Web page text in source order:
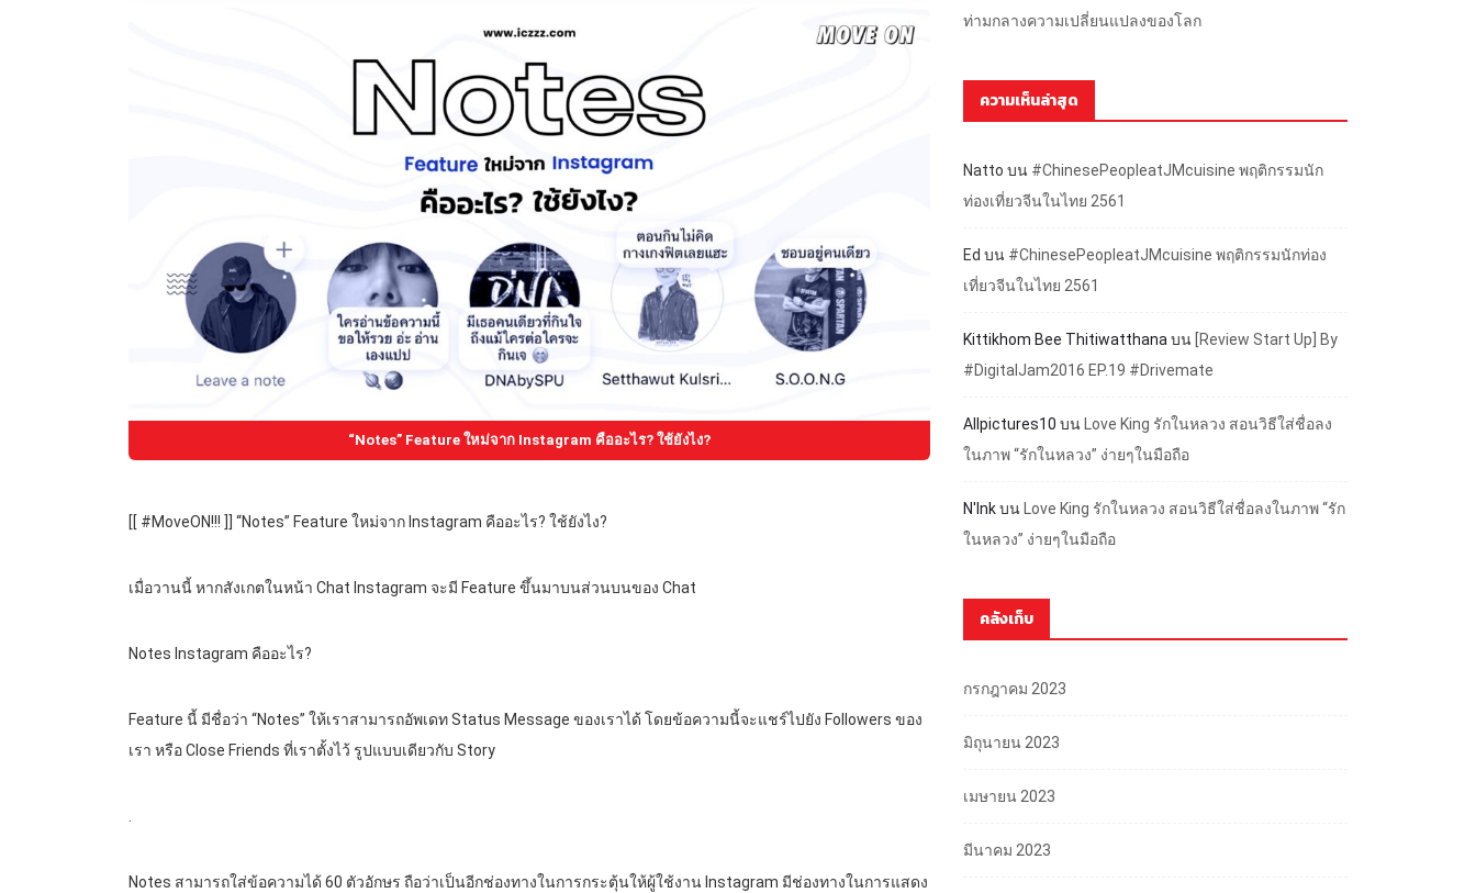
“Notes” Feature ใหม่จาก Instagram คืออะไร? ใช้ยังไง?
[[ #MoveON!!! ]] “Notes” Feature ใหม่จาก Instagram คืออะไร? ใช้ยังไง?
เมื่อวานนี้ หากสังเกตในหน้า Chat Instagram จะมี Feature ขึ้นมาบนส่วนบนของ Chat
Notes Instagram คืออะไร?
Feature นี้ มีชื่อว่า “Notes” ให้เราสามารถอัพเดท Status Message ของเราได้ โดยข้อความนี้จะแชร์ไปยัง Followers ของ
เรา หรือ Close Friends ที่เราตั้งไว้ รูปแบบเดียวกับ Story
Notes สามารถใส่ข้อความได้ 60 ตัวอักษร ถือว่าเป็นอีกช่องทางในการกระตุ้นให้ผู้ใช้งาน Instagram มีช่องทางในการแสดง
ท่ามกลางความเปลี่ยนแปลงของโลก
ความเห็นล่าสุด
Natto บน #ChinesePeopleatJMcuisine พฤติกรรมนัก
ท่องเที่ยวจีนในไทย 2561
Ed บน #ChinesePeopleatJMcuisine พฤติกรรมนักท่อง
เที่ยวจีนในไทย 2561
Kittikhom Bee Thitiwatthana บน [Review Start Up] By
#DigitalJam2016 EP.19 #Drivemate
Allpictures10 บนLove King รักในหลวง สอนวิธีใส่ชื่อลง
ในภาพ “รักในหลวง” ง่ายๆในมือถือ
N'InkบนLove King รักในหลวง สอนวิธีใส่ชื่อลงในภาพ “รัก
ในหลวง” ง่ายๆในมือถือ
คลังเก็บ
กรกฎาคม 2023
มิถุนายน 2023
เมษายน 2023
มีนาคม 2023